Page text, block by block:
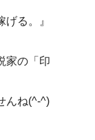
る。』
家の「印
んね(^-^)